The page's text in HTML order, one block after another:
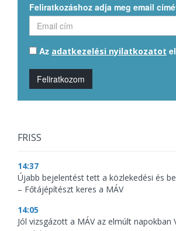
Feliratkozáshoz adja meg email
Az adatkezelési nyilatkozatot
Feliratkozom
FRISS
14:37
Újabb bejelentést tett a közlekedési és
– Főtájépítészt keres a MÁV
14:05
Jól vizsgázott a MÁV az elmúlt napokban